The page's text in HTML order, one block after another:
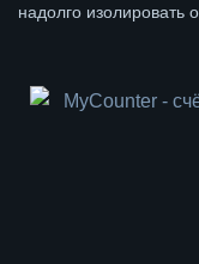
надолго изолировать